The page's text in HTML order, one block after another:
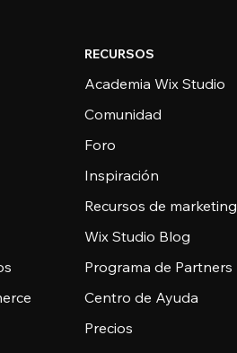
RECURSOS
Academia Wix Studio
Comunidad
Foro
Inspiración
Recursos de marketing
Wix Studio Blog
Programa de Partners
Centro de Ayuda
Precios